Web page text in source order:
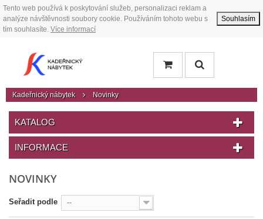
Tento web používá k poskytování služeb, personalizaci reklam a
analýze návštěvnosti soubory cookie. Používáním tohoto webu s
tím souhlasíte. Více informací
Souhlasím
Kadeřnický nábytek Novinky
KATALOG
INFORMACE
NOVINKY
Seřadit podle --